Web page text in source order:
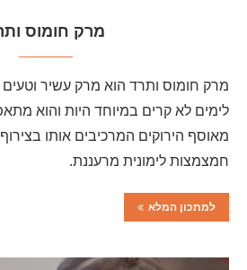
מרק חומוס
מרק חומוס ותרד הוא מרק עשיר
לימים לא קרים במיוחד היות והוא
מאוסף הירוקים המרכיבים אותו
חמצמצות לימונית מרעננת.
למתכון המלא